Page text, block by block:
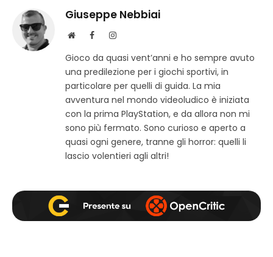
Giuseppe Nebbiai
S
t
o
w
F
c
e
b
k
I
s
t
a
a
m
Gioco da quasi vent’anni e ho sempre avuto
una predilezione per i giochi sportivi, in
particolare per quelli di guida. La mia
avventura nel mondo videoludico è iniziata
con la prima PlayStation, e da allora non mi
sono più fermato. Sono curioso e aperto a
quasi ogni genere, tranne gli horror: quelli li
lascio volentieri agli altri!